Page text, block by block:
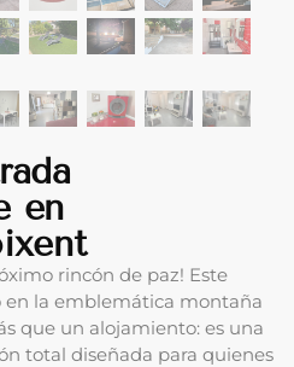
en
rincón de paz! Este
en la emblemática montaña
que un alojamiento: es una
total diseñada para quienes